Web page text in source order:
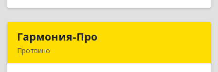
Гармония-Про
Протвино